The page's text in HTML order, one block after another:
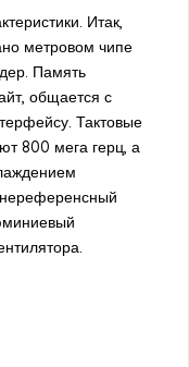
Итак,
метровом чипе
Память
общается с
Тактовые
800 мега герц, а
нереференсный